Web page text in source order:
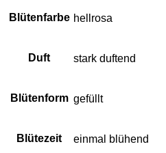
Blütenfarbe hellrosa
Duft stark duftend
Blütenform gefüllt
Blütezeit einmal blühend